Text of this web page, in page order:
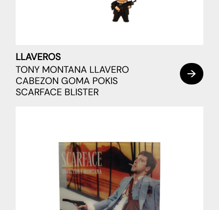
LLAVEROS
TONY MONTANA LLAVERO
CABEZON GOMA POKIS
SCARFACE BLISTER